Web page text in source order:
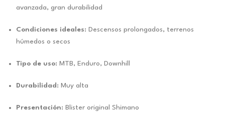
avanzada, gran durabilidad
Condiciones ideales: Descensos prolongados, terrenos
húmedos o secos
Tipo de uso: MTB, Enduro, Downhill
Durabilidad: Muy alta
Presentación: Blister original Shimano